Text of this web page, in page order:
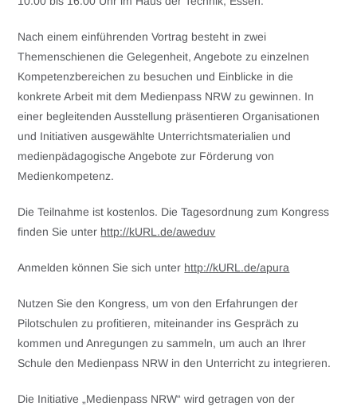
Nach einem einführenden Vortrag besteht in zwei
Themenschienen die Gelegenheit, Angebote zu einzelnen
Kompetenzbereichen zu besuchen und Einblicke in die
konkrete Arbeit mit dem Medienpass NRW zu gewinnen. In
einer begleitenden Ausstellung präsentieren Organisationen
und Initiativen ausgewählte Unterrichtsmaterialien und
medienpädagogische Angebote zur Förderung von
Medienkompetenz.
Die Teilnahme ist kostenlos. Die Tagesordnung zum Kongress
finden Sie unter http://kURL.de/aweduv
Anmelden können Sie sich unter http://kURL.de/apura
Nutzen Sie den Kongress, um von den Erfahrungen der
Pilotschulen zu profitieren, miteinander ins Gespräch zu
kommen und Anregungen zu sammeln, um auch an Ihrer
Schule den Medienpass NRW in den Unterricht zu integrieren.
Die Initiative „Medienpass NRW“ wird getragen von der